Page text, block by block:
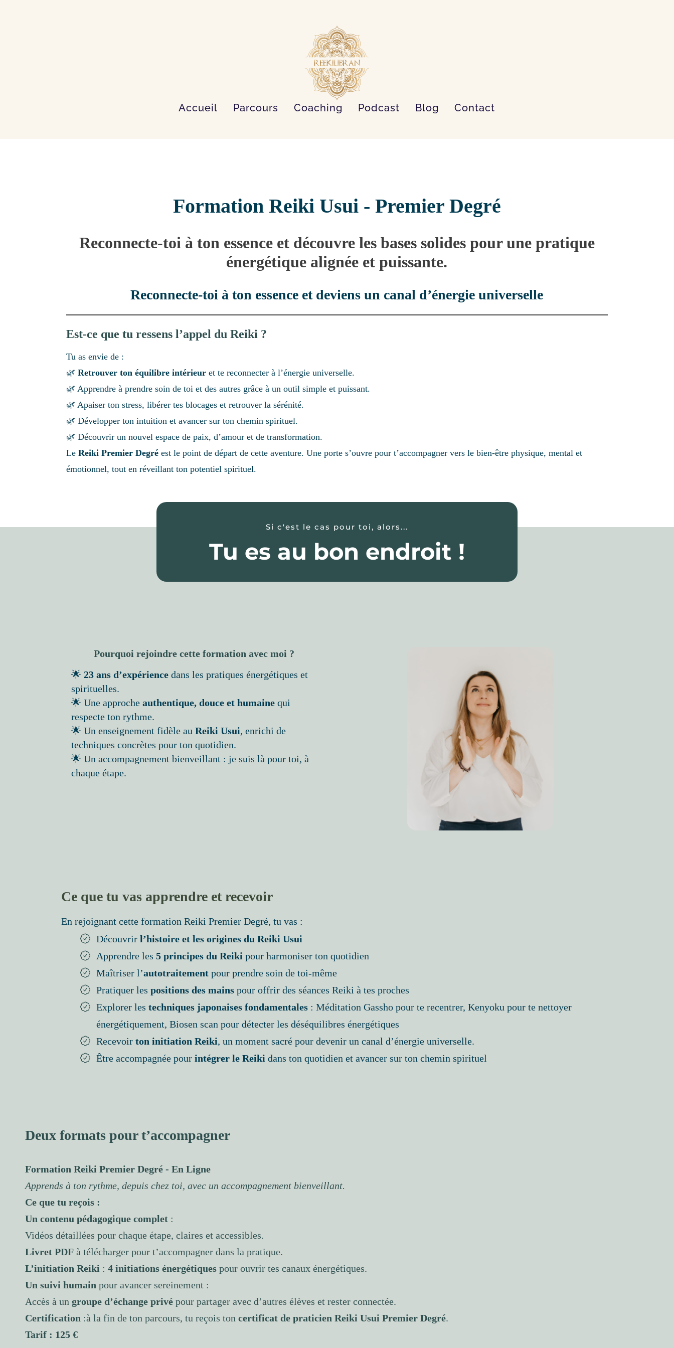
Accueil Parcours Coaching Podcast Blog Contact
Formation Reiki Usui - Premier Degré
Reconnecte-toi à ton essence et découvre les bases solides pour une pratique
énergétique alignée et puissante.
Reconnecte-toi à ton essence et deviens un canal d’énergie universelle
Est-ce que tu ressens l’appel du Reiki ?
Tu as envie de :
🌿 Retrouver ton équilibre intérieur et te reconnecter à l’énergie universelle.
🌿 Apprendre à prendre soin de toi et des autres grâce à un outil simple et puissant.
🌿 Apaiser ton stress, libérer tes blocages et retrouver la sérénité.
🌿 Développer ton intuition et avancer sur ton chemin spirituel.
🌿 Découvrir un nouvel espace de paix, d’amour et de transformation.
Le Reiki Premier Degré est le point de départ de cette aventure. Une porte s’ouvre pour t’accompagner vers le bien-être physique, mental et
émotionnel, tout en réveillant ton potentiel spirituel.
Si c'est le cas pour toi, alors...
Tu es au bon endroit !
Pourquoi rejoindre cette formation avec moi ?
🌟 23 ans d’expérience dans les pratiques énergétiques et
spirituelles.
🌟 Une approche authentique, douce et humaine qui
respecte ton rythme.
🌟 Un enseignement fidèle au Reiki Usui, enrichi de
techniques concrètes pour ton quotidien.
🌟 Un accompagnement bienveillant : je suis là pour toi, à
chaque étape.
Ce que tu vas apprendre et recevoir
En rejoignant cette formation Reiki Premier Degré, tu vas :
Découvrir l’histoire et les origines du Reiki Usui
Apprendre les 5 principes du Reiki pour harmoniser ton quotidien
Maîtriser l’autotraitement pour prendre soin de toi-même
Pratiquer les positions des mains pour offrir des séances Reiki à tes proches
Explorer les techniques japonaises fondamentales : Méditation Gassho pour te recentrer, Kenyoku pour te nettoyer
énergétiquement, Biosen scan pour détecter les déséquilibres énergétiques
Recevoir ton initiation Reiki, un moment sacré pour devenir un canal d’énergie universelle.
Être accompagnée pour intégrer le Reiki dans ton quotidien et avancer sur ton chemin spirituel
Deux formats pour t’accompagner
Formation Reiki Premier Degré - En Ligne
Apprends à ton rythme, depuis chez toi, avec un accompagnement bienveillant.
Ce que tu reçois :
Un contenu pédagogique complet :
Vidéos détaillées pour chaque étape, claires et accessibles.
Livret PDF à télécharger pour t’accompagner dans la pratique.
L’initiation Reiki : 4 initiations énergétiques pour ouvrir tes canaux énergétiques.
Un suivi humain pour avancer sereinement :
Accès à un groupe d’échange privé pour partager avec d’autres élèves et rester connectée.
Certification :à la fin de ton parcours, tu reçois ton certificat de praticien Reiki Usui Premier Degré.
Tarif : 125 €